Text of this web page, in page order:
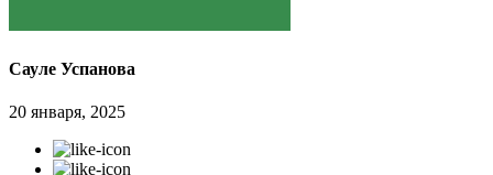
Сауле Успанова
20 января, 2025